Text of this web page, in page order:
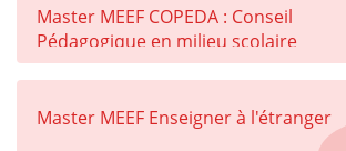
Master MEEF COPEDA : Conseil
Pédagogique en milieu scolaire
Master MEEF Enseigner à l'étranger